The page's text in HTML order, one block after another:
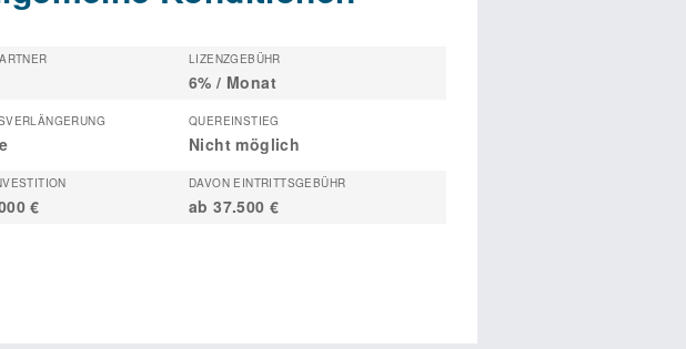
LIZENZGEBÜHR
6% / Monat
QUEREINSTIEG
Nicht möglich
€
DAVON EINTRITTSGEBÜHR
ab 37.500 €